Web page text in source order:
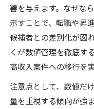
響を与えます。なぜな
示すことで、転職や昇
候補者との差別化が図
くが数値管理を徹底す
高収入案件への移行を
注意点として、数値だ
量を重視する傾向が強